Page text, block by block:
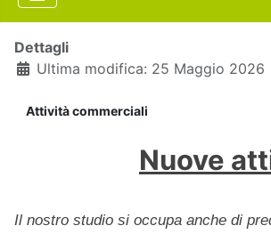
Dettagli
Ultima modifica: 25 Maggio 2026
Attività commerciali
Nuove
Il nostro studio si occupa anche di